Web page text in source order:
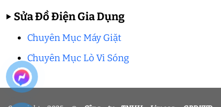
▶ Sửa Đồ Điện Gia Dụng
Chuyên Mục Máy Giặt
Chuyên Mục Lò Vi Sóng